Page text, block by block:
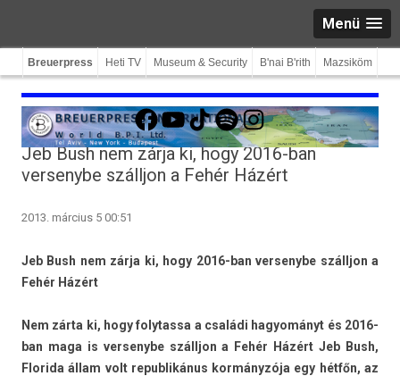
Menü
Breuerpress Heti TV Museum & Security B'nai B'rith Mazsiköm
Facebook
YouTube
TikTokSpotifyInstagram
Jeb Bush nem zárja ki, hogy 2016-ban
versenybe szálljon a Fehér Házért
2013. március 5 00:51
Jeb Bush nem zárja ki, hogy 2016-ban ver­senybe szálljon a
Fehér Házért
Nem zárta ki, hogy folytas­sa a családi hagyományt és 2016-
ban maga is ver­senybe szálljon a Fehér Házért Jeb Bush,
Florida állam volt re­pub­likánus kormányzója egy hétfőn, az